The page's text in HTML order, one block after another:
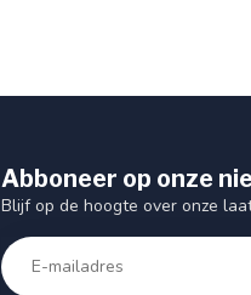
Abboneer op onze
Blijf op de hoogte over onze